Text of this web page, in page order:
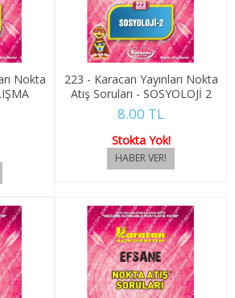
MARKA İLET.
MARKA İLET.
MEDYA İLET.
MEDYA İLET.
MEDYA İLET.
MEDYA İLET.
PİYASASI
Nokta
223 - Karacan Yayınları Nokta
Atış Soruları - SOSYOLOJİ 2
8.00 TL
Stokta Yok!